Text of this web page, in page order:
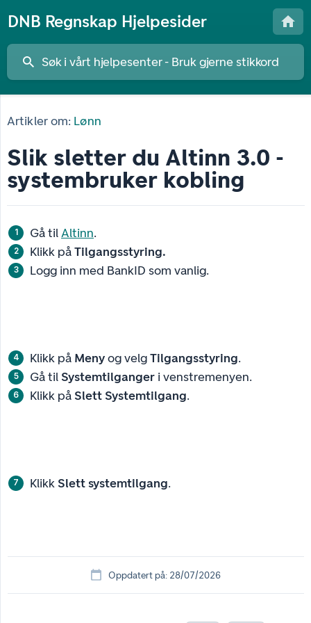
DNB Regnskap Hjelpesider
Artikler om: Lønn
Slik sletter du Altinn 3.0 -
systembruker kobling
Gå tilAltinn.
Klikk påTilgangsstyring.
Logg inn med BankID som vanlig.
Klikk på Menyog velgTilgangsstyring.
Gå til Systemtilganger i venstremenyen.
Klikk på Slett Systemtilgang.
Klikk Slett systemtilgang.
Oppdatert på: 28/07/2026